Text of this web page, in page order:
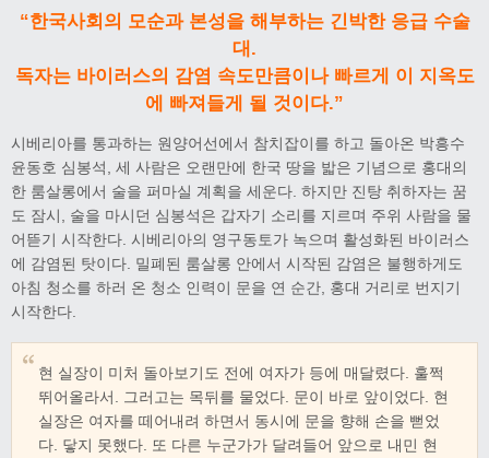
“한국사회의 모순과 본성을 해부하는 긴박한 응급 수술
대.
독자는 바이러스의 감염 속도만큼이나 빠르게 이 지옥도
에 빠져들게 될 것이다.”
시베리아를 통과하는 원양어선에서 참치잡이를 하고 돌아온 박흥수
윤동호 심봉석, 세 사람은 오랜만에 한국 땅을 밟은 기념으로 홍대의
한 룸살롱에서 술을 퍼마실 계획을 세운다. 하지만 진탕 취하자는 꿈
도 잠시, 술을 마시던 심봉석은 갑자기 소리를 지르며 주위 사람을 물
어뜯기 시작한다. 시베리아의 영구동토가 녹으며 활성화된 바이러스
에 감염된 탓이다. 밀폐된 룸살롱 안에서 시작된 감염은 불행하게도
아침 청소를 하러 온 청소 인력이 문을 연 순간, 홍대 거리로 번지기
시작한다.
현 실장이 미처 돌아보기도 전에 여자가 등에 매달렸다. 훌쩍
뛰어올라서. 그러고는 목뒤를 물었다. 문이 바로 앞이었다. 현
실장은 여자를 떼어내려 하면서 동시에 문을 향해 손을 뻗었
다. 닿지 못했다. 또 다른 누군가가 달려들어 앞으로 내민 현